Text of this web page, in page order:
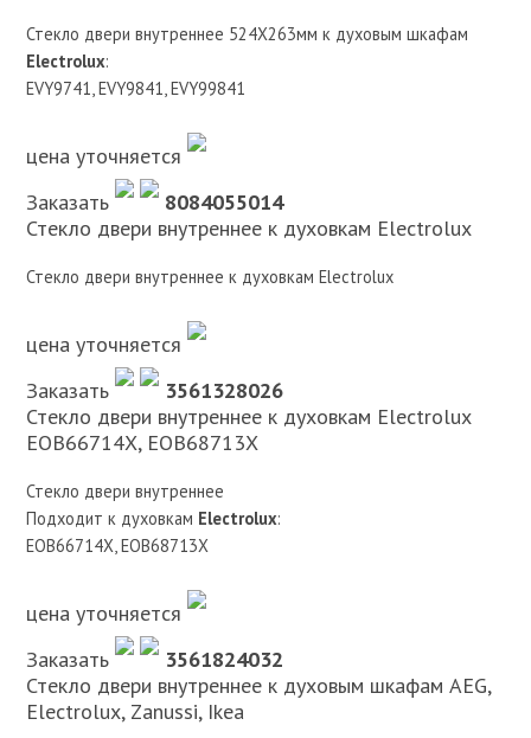
Стекло двери внутреннее 524X263мм к духовым шкафам
Electrolux:
EVY9741, EVY9841, EVY99841
цена уточняется
Заказать
8084055014
Стекло двери внутреннее к духовкам Electrolux
Стекло двери внутреннее к духовкам Electrolux
цена уточняется
Заказать
3561328026
Стекло двери внутреннее к духовкам Electrolux
EOB66714X, EOB68713X
Стекло двери внутреннее
Подходит к духовкам Electrolux:
EOB66714X, EOB68713X
цена уточняется
Заказать
3561824032
Стекло двери внутреннее к духовым шкафам AEG,
Electrolux, Zanussi, Ikea